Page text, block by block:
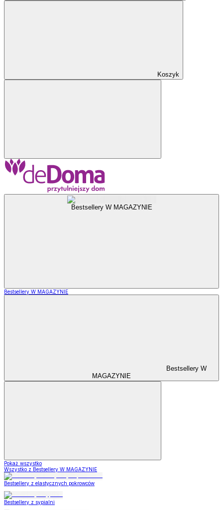
Koszyk
Bestsellery W MAGAZYNIE
Bestsellery W MAGAZYNIE
Bestsellery W
MAGAZYNIE
Pokaż wszystko
Wszystko z Bestsellery W MAGAZYNIE
Bestsellery z elastycznych pokrowców
Bestsellery z sypialni